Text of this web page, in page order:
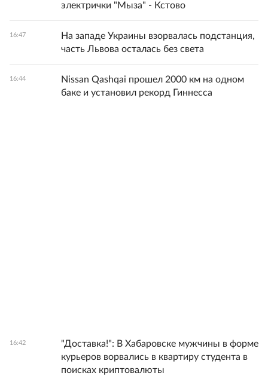
электрички "Мыза" - Кстово
16:47
На западе Украины взорвалась подстанция,
часть Львова осталась без света
16:44
Nissan Qashqai прошел 2000 км на одном
баке и установил рекорд Гиннесса
16:42
"Доставка!": В Хабаровске мужчины в форме
курьеров ворвались в квартиру студента в
поисках криптовалюты